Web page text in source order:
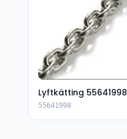
Lyftkätting 55641998
55641998